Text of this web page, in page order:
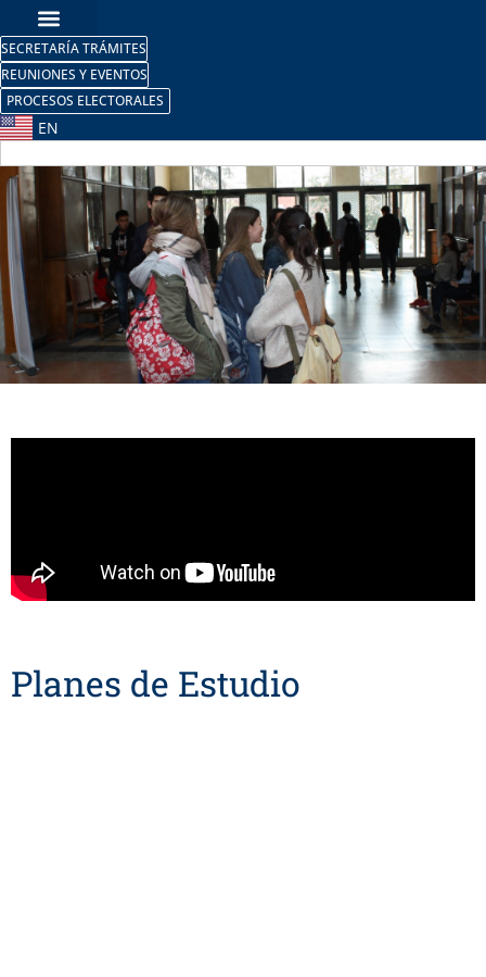
SECRETARÍA TRÁMITES
REUNIONES Y EVENTOS
PROCESOS ELECTORALES
EN
Planes de Estudio